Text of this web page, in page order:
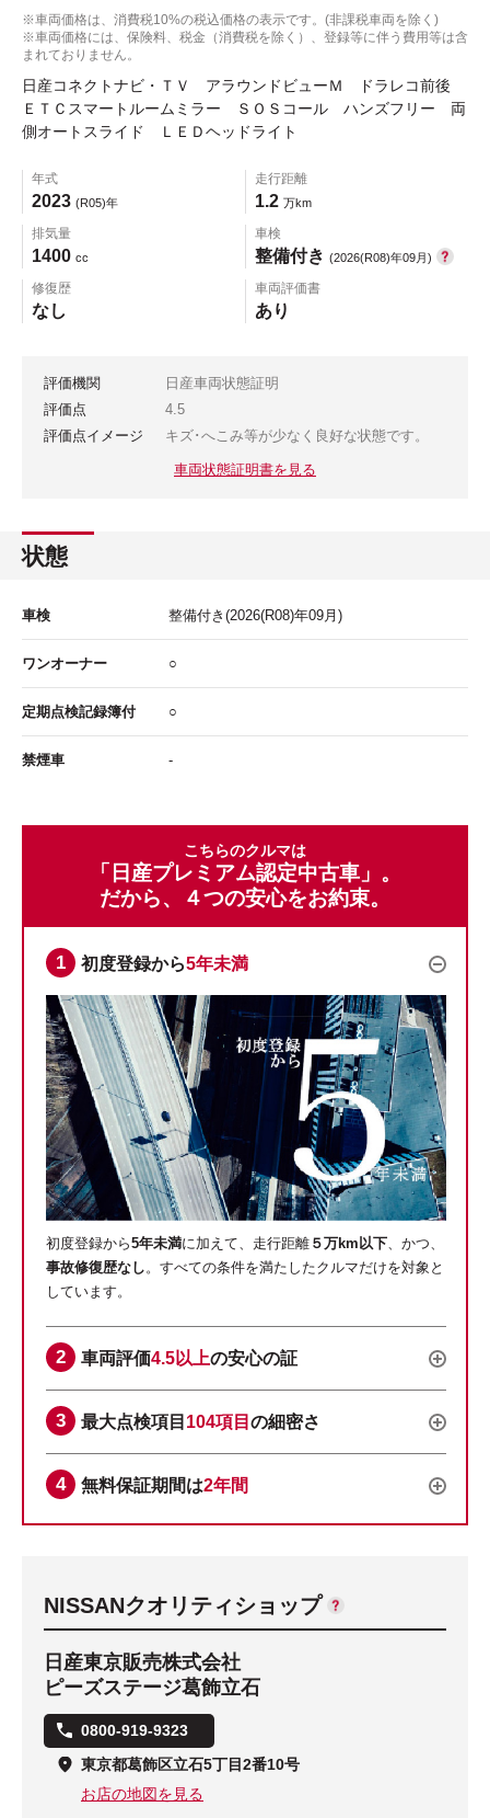
※車両価格は、消費税10%の税込価格の表示です。(非課税車両を除く)
※車両価格には、保険料、税金（消費税を除く）、登録等に伴う費用等は含
まれておりません。
日産コネクトナビ・ＴＶ アラウンドビューＭ ドラレコ前後
ＥＴＣスマートルームミラー ＳＯＳコール ハンズフリー 両
側オートスライド ＬＥＤヘッドライト
年式
2023 (R05)年
走行距離
1.2 万km
排気量
1400 cc
車検
整備付き (2026(R08)年09月)
修復歴
なし
車両評価書
あり
評価機関
日産車両状態証明
評価点
4.5
評価点イメージ
キズ･へこみ等が少なく良好な状態です。
車両状態証明書を見る
状態
車検 整備付き (2026(R08)年09月)
ワンオーナー ○
定期点検記録簿付 ○
禁煙車 -
こちらのクルマは
「日産プレミアム認定中古車」。
だから、４つの安心をお約束。
初度登録から5年未満
初度登録から5年未満に加えて、走行距離 ５万km以下、かつ、
事故修復歴なし。すべての条件を満たしたクルマだけを対象と
しています。
車両評価4.5以上の安心の証
最大点検項目 104項目 の細密さ
無料保証期間は2年間
NISSANクオリティショップ
日産東京販売株式会社
ピーズステージ葛飾立石
0800-919-9323
東京都葛飾区立石5丁目2番10号
お店の地図を見る